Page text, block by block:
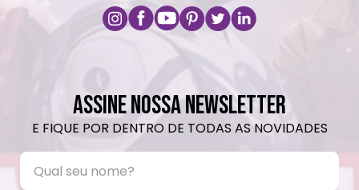
ASSINE NOSSA NEWSLETTER
E FIQUE POR DENTRO DE TODAS AS NOVIDADES